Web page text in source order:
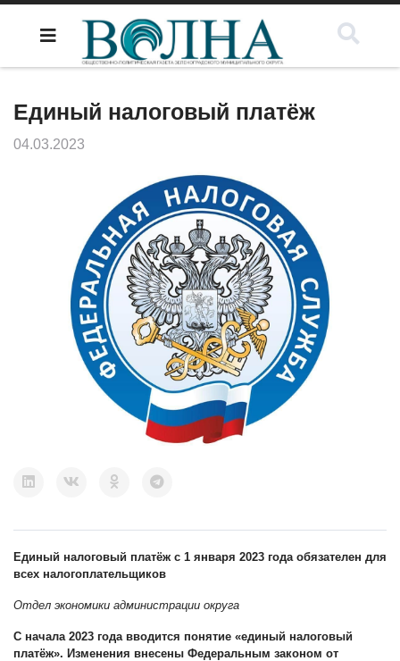
Единый налоговый платёж
04.03.2023
Единый налоговый платёж с 1 января 2023 года обязателен для
всех налогоплательщиков
Отдел экономики администрации округа
С начала 2023 года вводится понятие «единый налоговый
платёж». Изменения внесены Федеральным законом от